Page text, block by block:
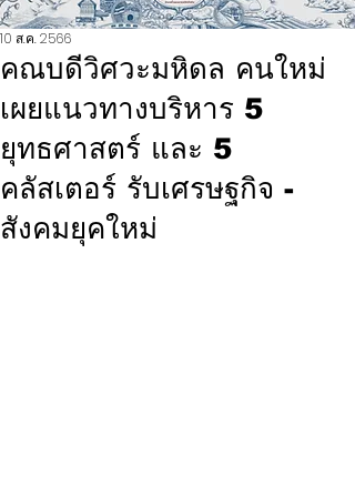
คณบดีวิศวะมหิดล คนใหม่
เผยแนวทางบริหาร 5
ยุทธศาสตร์ และ 5
คลัสเตอร์ รับเศรษฐกิจ -
สังคมยุคใหม่
10 ส.ค. 2566